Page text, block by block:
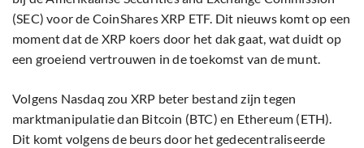
(SEC) voor de CoinShares XRP ETF. Dit nieuws komt op een
moment dat de XRP koers door het dak gaat, wat duidt op
een groeiend vertrouwen in de toekomst van de munt.
Volgens Nasdaq zou XRP beter bestand zijn tegen
marktmanipulatie dan Bitcoin (BTC) en Ethereum (ETH).
Dit komt volgens de beurs door het gedecentraliseerde